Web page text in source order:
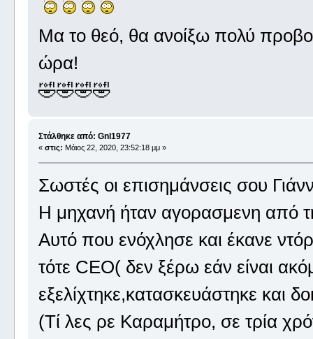
Μα το θεό, θα ανοίξω πολύ
ώρα!
🤣🤣🤣🤣
Στάλθηκε από: Gnl1977
« στις: Μάιος 22, 2020, 23:52:18 μμ »
Σωστές οι επισημάνσεις σου
Η μηχανή ήταν αγορασμενη από
Αυτό που ενόχλησε και έκανε
τότε CEO( δεν ξέρω εάν είναι
εξελίχτηκε,κατασκευάστηκε και
(Τί λες ρε Καραμήτρο, σε τρία